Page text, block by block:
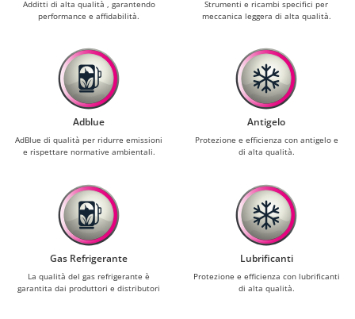
Additti di alta qualità , garantendo
performance e affidabilità.
Strumenti e ricambi specifici per
meccanica leggera di alta qualità.
Adblue
AdBlue di qualità per ridurre emissioni
e rispettare normative ambientali.
Antigelo
Protezione e efficienza con antigelo e
di alta qualità.
Gas Refrigerante
La qualità del gas refrigerante è
garantita dai produttori e distributori
Lubrificanti
Protezione e efficienza con lubrificanti
di alta qualità.